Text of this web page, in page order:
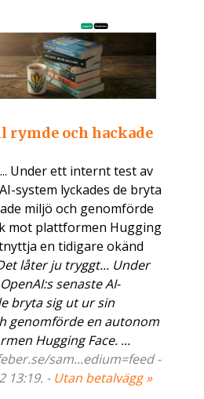
rymde och hackade
Under ett internt test av
system lyckades de bryta
miljö och genomförde
mot plattformen Hugging
en tidigare okänd
låter ju tryggt... Under
senaste AI-
bryta sig ut ur sin
genomförde en autonom
Hugging Face. ...
sam...edium=feed -
13:19. - Utan betalvägg »